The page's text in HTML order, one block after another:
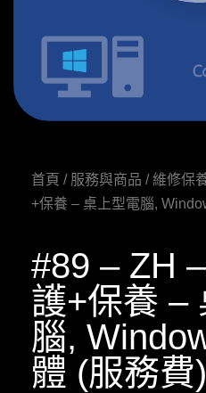
首頁 / 服務與商品 /維修保
+保養 – 桌上型電腦,
#89 – ZH
護+保養 –
腦,
體 (服務費)